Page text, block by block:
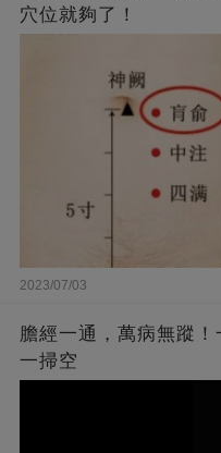
穴位就夠了！
2023/07/03
膽經一通，萬病無蹤
一掃空